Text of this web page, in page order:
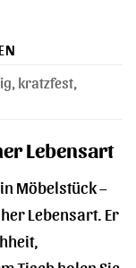
kratzfest,
Lebensart
Möbelstück –
Lebensart. Er